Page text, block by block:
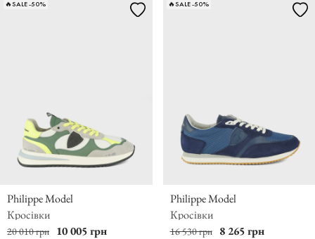
🔥SALE -50%
Philippe Model
Кросівки
20 010 грн 10 005 грн
🔥SALE -50%
Philippe Model
Кросівки
16 530 грн 8 265 грн